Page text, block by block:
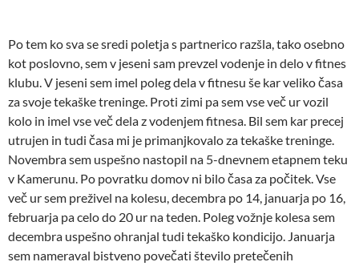
Po tem ko sva se sredi poletja s partnerico razšla, tako osebno
kot poslovno, sem v jeseni sam prevzel vodenje in delo v fitnes
klubu. V jeseni sem imel poleg dela v fitnesu še kar veliko časa
za svoje tekaške treninge. Proti zimi pa sem vse več ur vozil
kolo in imel vse več dela z vodenjem fitnesa. Bil sem kar precej
utrujen in tudi časa mi je primanjkovalo za tekaške treninge.
Novembra sem uspešno nastopil na 5-dnevnem etapnem teku
v Kamerunu. Po povratku domov ni bilo časa za počitek. Vse
več ur sem preživel na kolesu, decembra po 14, januarja po 16,
februarja pa celo do 20 ur na teden. Poleg vožnje kolesa sem
decembra uspešno ohranjal tudi tekaško kondicijo. Januarja
sem nameraval bistveno povečati število pretečenih